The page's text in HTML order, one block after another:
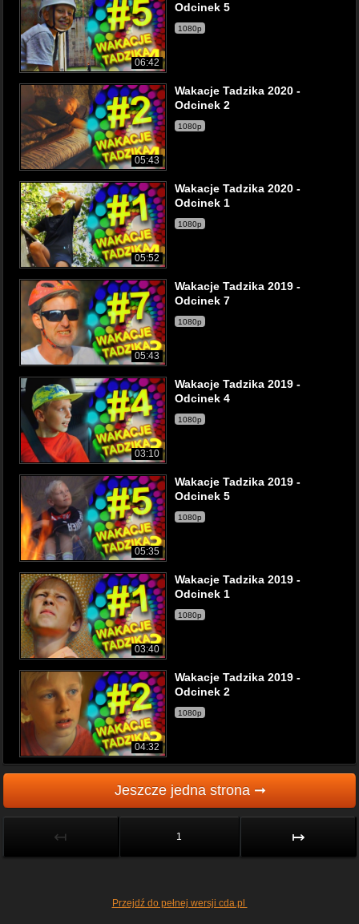
06:42
Odcinek 5
1080p
05:43
Wakacje Tadzika 2020 -
Odcinek 2
1080p
05:52
Wakacje Tadzika 2020 -
Odcinek 1
1080p
05:43
Wakacje Tadzika 2019 -
Odcinek 7
1080p
03:10
Wakacje Tadzika 2019 -
Odcinek 4
1080p
05:35
Wakacje Tadzika 2019 -
Odcinek 5
1080p
03:40
Wakacje Tadzika 2019 -
Odcinek 1
1080p
04:32
Wakacje Tadzika 2019 -
Odcinek 2
1080p
Jeszcze jedna strona ➞
↤ 1 ↦
Przejdź do pełnej wersji cda.pl